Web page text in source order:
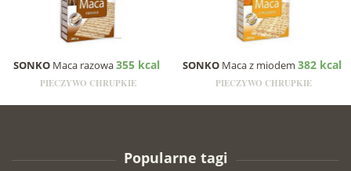
SONKO Maca razowa355 kcal
PIECZYWO CHRUPKIE
SONKO Maca z miodem 382 kcal
PIECZYWO CHRUPKIE
Popularne tagi